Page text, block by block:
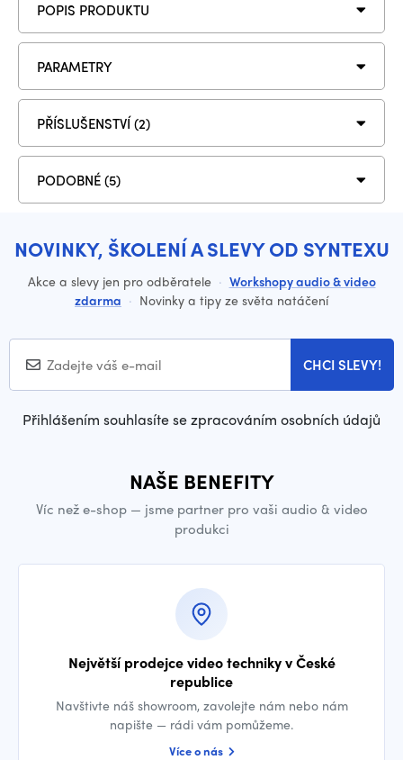
POPIS PRODUKTU
PARAMETRY
PŘÍSLUŠENSTVÍ (2)
PODOBNÉ (5)
NOVINKY, ŠKOLENÍ A SLEVY OD SYNTEXU
Akce a slevy jen pro odběratele · Workshopy audio & video
zdarma · Novinky a tipy ze světa natáčení
CHCI SLEVY!
Přihlášením souhlasíte se zpracováním osobních údajů
NAŠE BENEFITY
Víc než e-shop — jsme partner pro vaši audio & video
produkci
Největší prodejce video techniky v České
republice
Navštivte náš showroom, zavolejte nám nebo nám
napište — rádi vám pomůžeme.
Více o nás